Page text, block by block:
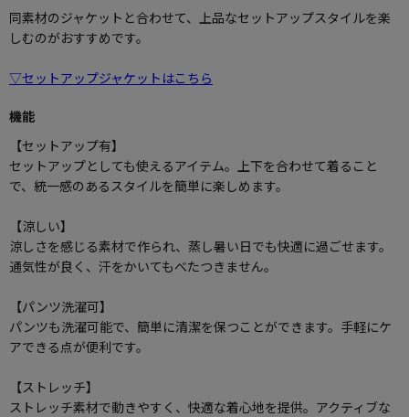
同素材のジャケットと合わせて、上品なセットアップスタイルを楽
しむのがおすすめです。
▽セットアップジャケットはこちら
機能
【セットアップ有】
セットアップとしても使えるアイテム。上下を合わせて着ること
で、統一感のあるスタイルを簡単に楽しめます。
【涼しい】
涼しさを感じる素材で作られ、蒸し暑い日でも快適に過ごせます。
通気性が良く、汗をかいてもべたつきません。
【パンツ洗濯可】
パンツも洗濯可能で、簡単に清潔を保つことができます。手軽にケ
アできる点が便利です。
【ストレッチ】
ストレッチ素材で動きやすく、快適な着心地を提供。アクティブな